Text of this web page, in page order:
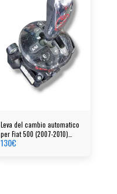
Leva del cambio automatico
per Fiat 500 (2007-2010)
cod: 07354679020
130€